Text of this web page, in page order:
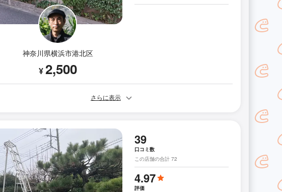
神奈川県横浜市港北区
¥2,500
さらに表示
39
口コミ数
この店舗の合計 72
4.97
評価